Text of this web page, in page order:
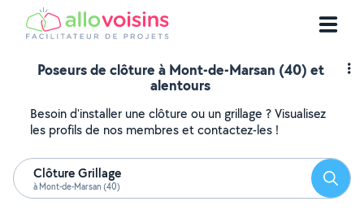
Poseurs de clôture à Mont-de-Marsan (40) et
alentours
Besoin d'installer une clôture ou un grillage ? Visualisez
les profils de nos membres et contactez-les !
Clôture Grillage
à Mont-de-Marsan (40)